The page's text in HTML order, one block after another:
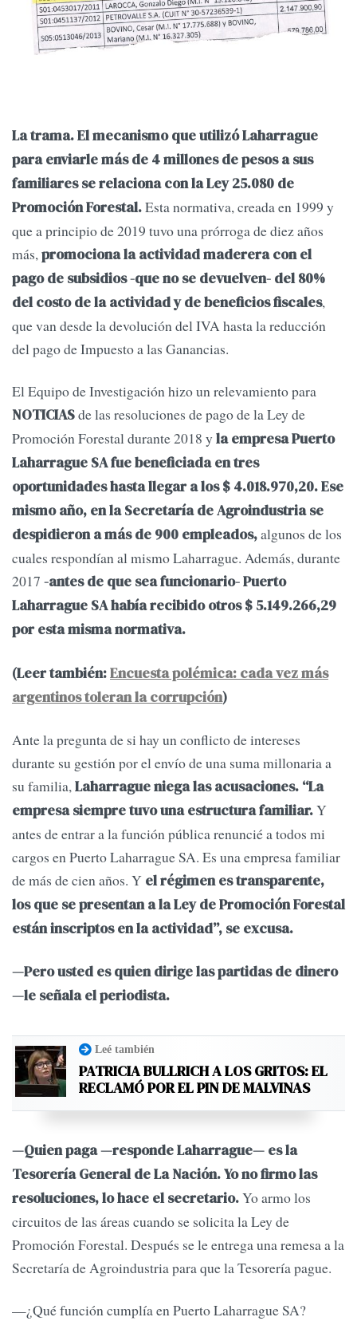
La trama.El mecanismo que utilizó Laharrague
para enviarle más de 4 millones de pesos a sus
familiares se relaciona con la Ley 25.080 de
Promoción Forestal.Esta normativa, creada en 1999 y
que a principio de 2019 tuvo una prórroga de diez años
más,promociona la actividad maderera con el
pago de subsidios -que no se devuelven- del 80%
del costo de la actividad y de beneficios fiscales,
que van desde la devolución del IVA hasta la reducción
del pago de Impuesto a las Ganancias.
El Equipo de Investigación hizo un relevamiento para
NOTICIASde las resoluciones de pago de la Ley de
Promoción Forestal durante 2018 y la empresa Puerto
Laharrague SA fue beneficiada en tres
oportunidades hasta llegar a los $ 4.018.970,20. Ese
mismo año, en la Secretaría de Agroindustria se
despidieron a más de 900 empleados,algunos de los
cuales respondían al mismo Laharrague. Además, durante
2017 -antes de que sea funcionario- Puerto
Laharrague SA había recibido otros $ 5.149.266,29
por esta misma normativa.
(Leer también:Encuesta polémica: cada vez más
argentinos toleran la corrupción)
Ante la pregunta de si hay un conflicto de intereses
durante su gestión por el envío de una suma millonaria a
su familia,Laharrague niega las acusaciones. “La
empresa siempre tuvo una estructura familiar.Y
antes de entrar a la función pública renuncié a todos mi
cargos en Puerto Laharrague SA. Es una empresa familiar
de más de cien años. Y el régimen es transparente,
los que se presentan a la Ley de Promoción Forestal
están inscriptos en la actividad”, se excusa.
—Pero usted es quien dirige las partidas de dinero
—le señala el periodista.
Leé también
PATRICIA BULLRICH A LOS GRITOS: EL
RECLAMÓ POR EL PIN DE MALVINAS
—Quien paga —responde Laharrague— es la
Tesorería General de La Nación. Yo no firmo las
resoluciones, lo hace el secretario.Yo armo los
circuitos de las áreas cuando se solicita la Ley de
Promoción Forestal. Después se le entrega una remesa a la
Secretaría de Agroindustria para que la Tesorería pague.
—¿Qué función cumplía en Puerto Laharrague SA?